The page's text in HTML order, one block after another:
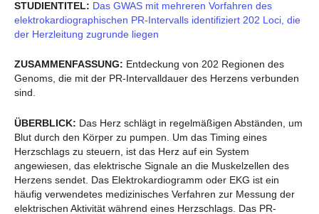
STUDIENTITEL: Das GWAS mit mehreren Vorfahren des
elektrokardiographischen PR-Intervalls identifiziert 202 Loci, die
der Herzleitung zugrunde liegen
ZUSAMMENFASSUNG: Entdeckung von 202 Regionen des
Genoms, die mit der PR-Intervalldauer des Herzens verbunden
sind.
ÜBERBLICK: Das Herz schlägt in regelmäßigen Abständen, um
Blut durch den Körper zu pumpen. Um das Timing eines
Herzschlags zu steuern, ist das Herz auf ein System
angewiesen, das elektrische Signale an die Muskelzellen des
Herzens sendet. Das Elektrokardiogramm oder EKG ist ein
häufig verwendetes medizinisches Verfahren zur Messung der
elektrischen Aktivität während eines Herzschlags. Das PR-